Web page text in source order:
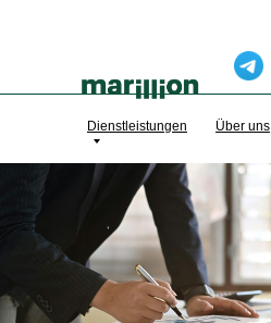
Dienstleistungen Über uns